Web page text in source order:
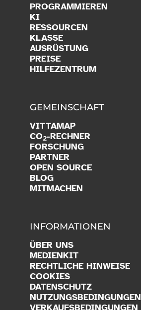
PROGRAMMIEREN
KI
RESSOURCEN
KLASSE
AUSRÜSTUNG
PREISE
HILFEZENTRUM
GEMEINSCHAFT
VITTAMAP
CO2-RECHNER
FORSCHUNG
PARTNER
OPEN SOURCE
BLOG
MITMACHEN
INFORMATIONEN
ÜBER UNS
MEDIENKIT
RECHTLICHE HINWEISE
COOKIES
DATENSCHUTZ
NUTZUNGSBEDINGUNGEN
VERKAUFSBEDINGUNGEN